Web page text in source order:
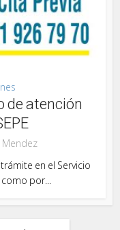
de atención
Mendez
en el Servicio
por...